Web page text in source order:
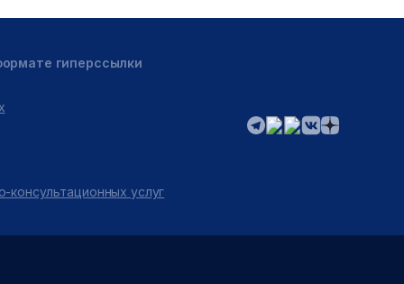
гиперссылки
консультационных услуг